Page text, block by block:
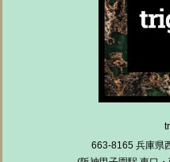
663-8165 兵庫県